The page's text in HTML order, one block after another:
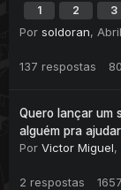
1 2 3
Por soldoran,
137 respostas
Quero lançar um
alguém pra
Por Victor Miguel,
2 respostas 1657